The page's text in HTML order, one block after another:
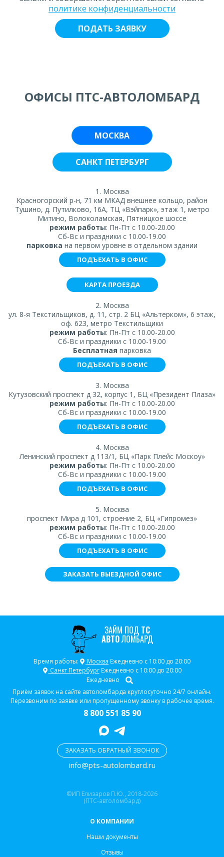
политике конфиденциальности
ОФИСЫ ПТС-АВТОЛОМБАРД
МОСКВА
САНКТ ПЕТЕРБУРГ
1. Москва
Красногорский р-н, 71 км МКАД внешнее кольцо, район
Тушино, д. Путилково, 16А, ТЦ «Вэйпарк», этаж 1, метро
Митино, Волоколамская, Пятницкое шоссе
режим работы: Пн-Пт с 10.00-20.00
Сб-Вс и праздники с 10.00-19.00
парковка на первом уровне в отдельном здании
ПОДЪЕХАТЬ В ОФИС
КАРТА ПРОЕЗДА
2. Москва
ул. 8-я Текстильщиков, д. 11, стр. 2 БЦ «Альтерком», 6 этаж,
оф. 623, метро Текстильщики
режим работы: Пн-Пт с 10.00-20.00
Сб-Вс и праздники с 10.00-19.00
Бесплатная парковка
ПОДЪЕХАТЬ В ОФИС
3. Москва
Кутузовский проспект д 32, корпус 1, БЦ «Президент Плаза»
режим работы: Пн-Пт с 10.00-20.00
Сб-Вс и праздники с 10.00-19.00
ПОДЪЕХАТЬ В ОФИС
4. Москва
Ленинский проспект д 113/1, БЦ «Парк Плейс Москоу»
режим работы: Пн-Пт с 10.00-20.00
Сб-Вс и праздники с 10.00-19.00
ПОДЪЕХАТЬ В ОФИС
5. Москва
проспект Мира д 101, строение 2, БЦ «Гипромез»
режим работы: Пн-Пт с 10.00-20.00
Сб-Вс и праздники с 10.00-19.00
ПОДЪЕХАТЬ В ОФИС
ЗАКАЗАТЬ ВЫЕЗДНОЙ ОФИС
ЗАЙМ ПОД ТС
АВТОЛОМБАРД
Время работы: Москва Ежедневно с 10:00 до 20:00
Санкт ПетербургЕжедневно с 10:00 до 20:00
Ежедневно
Приём заявок на сайте автоломбарда круглосуточно 24/7 онлайн.
Перезвоним по заявке или пропущенному звонку в рабочее время.
8 800 551 85 90
ЗАКАЗАТЬ ОБРАТНЫЙ ЗВОНОК
info@pts-autolombard.ru
©ИП Елизаров П.Ю., 2018-2026
(ПТС-автоломбард)
О КОМПАНИИ
Наши документы
Отзывы